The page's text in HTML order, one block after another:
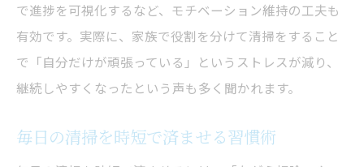
で進捗を可視化するなど、モチベーション維持の工夫も
有効です。実際に、家族で役割を分けて清掃をすること
で「自分だけが頑張っている」というストレスが減り、
継続しやすくなったという声も多く聞かれます。
毎日の清掃を時短で済ませる習慣術